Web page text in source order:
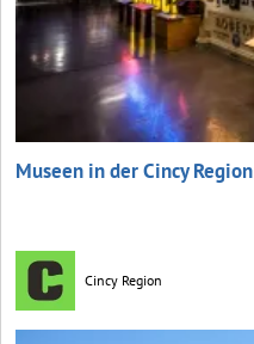
Museen in der Cincy Region
Cincy Region